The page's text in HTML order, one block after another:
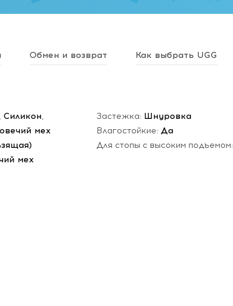
Обмен и возврат Как выбрать UGG
, Силикон,
мех
мех
Застежка: Шнуровка
Влагостойкие: Да
Для стопы с высоким подъемом: